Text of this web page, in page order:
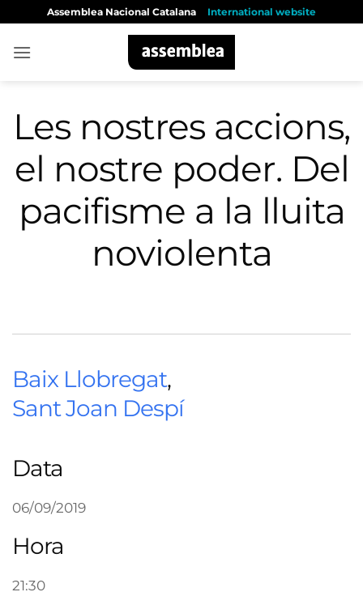
content
Assemblea Nacional Catalana International website
Les nostres accions,
el nostre poder. Del
pacifisme a la lluita
noviolenta
Baix Llobregat,
Sant Joan Despí
Data
06/09/2019
Hora
21:30